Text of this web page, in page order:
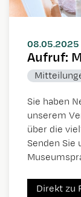
08.05.2025
Aufruf:
Sie haben
unserem
über die
Senden Sie
Direkt zu